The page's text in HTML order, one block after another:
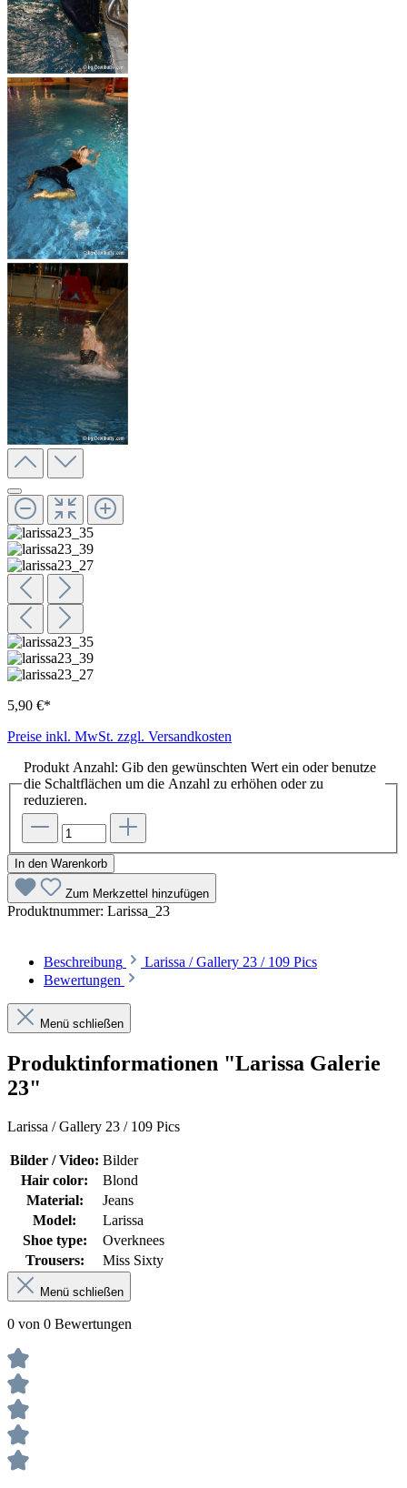
5,90 €*
Preise inkl. MwSt. zzgl. Versandkosten
Produkt Anzahl: Gib den gewünschten Wert ein oder benutze
die Schaltflächen um die Anzahl zu erhöhen oder zu
reduzieren.
In den Warenkorb
Zum Merkzettel hinzufügen
Produktnummer: Larissa_23
Beschreibung
Larissa / Gallery 23 / 109 Pics
Bewertungen
Menü schließen
Produktinformationen "Larissa Galerie
23"
Larissa / Gallery 23 / 109 Pics
Bilder / Video: Bilder
Hair color:
Blond
Material:
Jeans
Model:
Larissa
Shoe type:
Overknees
Trousers:
Miss Sixty
Menü schließen
0 von 0 Bewertungen